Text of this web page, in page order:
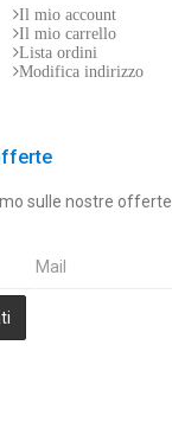
Il mio account
Il mio carrello
Lista ordini
Modifica indirizzo
sulle nostre offerte.